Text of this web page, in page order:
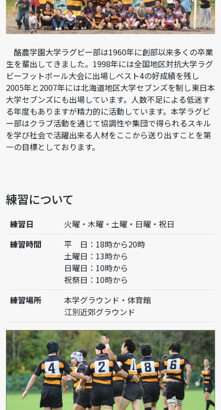
酪農学園大学ラグビー部は1960年に創部以来多くの卒業
生を輩出してきました。1998年には全国地区対抗大学ラグ
ビーフットボール大会に出場しベスト4の好成績を残し
2005年と2007年には北海道地区大学セブンズを制し東日本
大学セブンズにも出場しています。人数不足による低迷す
る年度もありますが精力的に活動しています。本学ラグビ
ー部はクラブ活動を通じて協調性や集団で得られるスキル
を学び社会で活躍出来る人材をここから送り出すことを第
一の目標としております。
練習について
練習日
火曜・木曜・土曜・日曜・祝日
練習時間
平 日：18時から20時
土曜日：13時から
日曜日：10時から
祝祭日：10時から
練習場所
本学グラウンド・体育館
江別近郊グラウンド